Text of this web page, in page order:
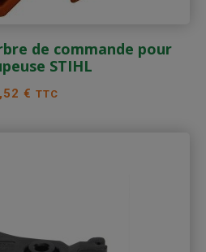
de commande pour
STIHL
€ TTC